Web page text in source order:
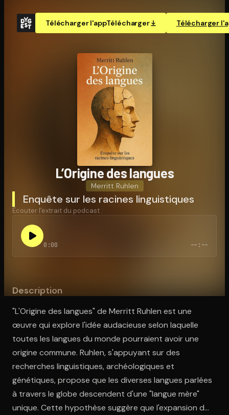
Télécharger l'appTélécharger Télécharger
L’Origine des langues
Merritt Ruhlen
Enquête sur les racines linguistiques
Écouter l'extrait du podcast :
0:00 --:--
Description
"L'Origine des langues" de Merritt Ruhlen est une
œuvre qui explore l'idée audacieuse selon laquelle
toutes les langues du monde pourraient avoir une
origine commune. Ruhlen, s'appuyant sur des
recherches linguistiques, archéologiques et
génétiques, propose que les diverses langues parlées
à travers le globe descendent d'une "langue mère"
unique. Cette hypothèse suggère que l'expansion des